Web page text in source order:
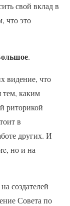
свой вклад в
что это
.
видение, что
тем, каким
риторикой
в
других. И
но и на
создателей
Совета по